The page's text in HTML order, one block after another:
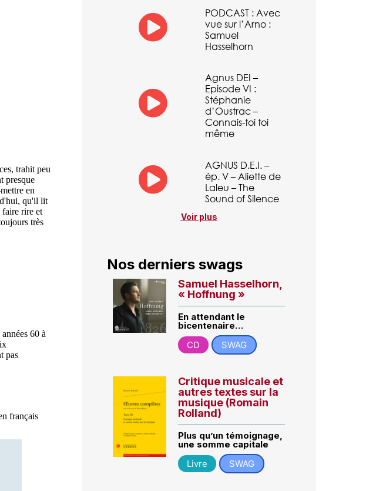
PODCAST : Avec
vue sur l’Arno :
Samuel
Hasselhorn
Agnus DEI –
Episode VI :
Stéphanie
d’Oustrac –
Connais-toi toi
même
AGNUS D.E.I. –
ép. V – Aliette de
Laleu – The
Sound of Silence
Voir plus
Nos derniers swags
Samuel Hasselhorn,
« Hoffnung »
En attendant le
bicentenaire…
CD
SWAG
Critique musicale et
autres textes sur la
musique (Romain
Rolland)
Plus qu’un témoignage,
une somme capitale
Livre
SWAG